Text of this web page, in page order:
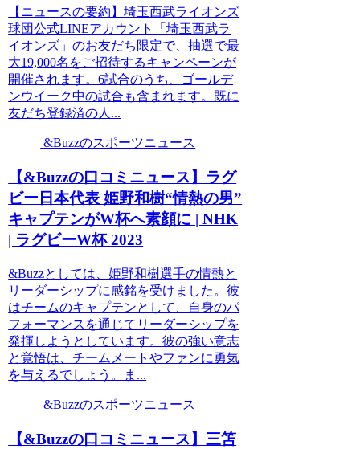
【ニュースの要約】埼玉西武ライオンズ
球団公式LINEアカウント「埼玉西武ラ
イオンズ」のお友だち限定で、抽選で最
大19,000名をご招待するキャンペーンが
開催されます。6試合のうち、ゴールデ
ンウイーク中の試合も含まれます。既に
友だち登録済の人...
&Buzzのスポーツニュース
【&Buzzの口コミニュース】ラグ
ビー日本代表 姫野和樹“情熱の男”
キャプテンがW杯へ素顔に | NHK
| ラグビーW杯 2023
&Buzzとしては、姫野和樹選手の情熱と
リーダーシップに感銘を受けました。彼
はチームのキャプテンとして、自身のパ
フォーマンスを通じてリーダーシップを
発揮しようとしています。彼の強い意志
と覚悟は、チームメートやファンに勇気
を与えるでしょう。ま...
&Buzzのスポーツニュース
【&Buzzの口コミニュース】三笘